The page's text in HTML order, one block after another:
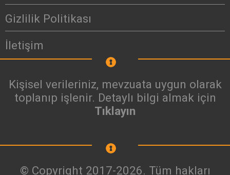
Gizlilik Politikası
İletişim
Kişisel verileriniz, mevzuata uygun olarak
toplanıp işlenir. Detaylı bilgi almak için
Tıklayın
© Copyright 2017-2026. Tüm hakları